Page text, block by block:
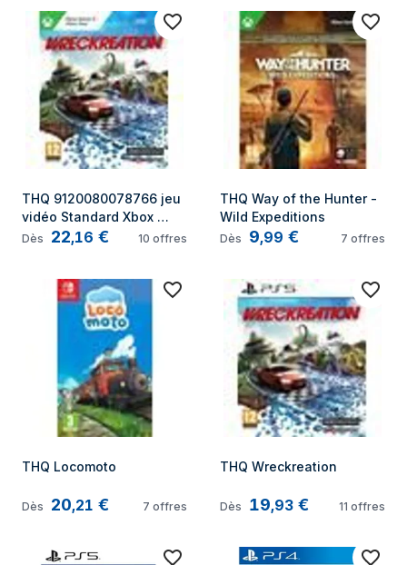
Portugais, Russe
Nintendo Switch
THQ 9120080078766 jeu
vidéo Standard Xbox
Series X
Dès 22,16 € 10 offres
THQ Way of the Hunter -
Wild Expeditions
Dès 9,99 € 7 offres
THQ Locomoto
Dès 20,21 € 7 offres
THQ Wreckreation
Dès 19,93 € 11 offres